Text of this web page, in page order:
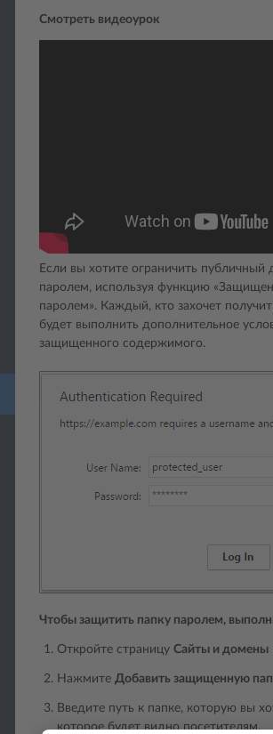
Смотреть видеоурок
Если вы хотите ограничить
паролем, используя функцию
паролем». Каждый, кто захочет
будет выполнить дополнительное
защищенного содержимого.
Чтобы защитить папку паролем,
Откройте страницу Сайты и домены
Нажмите Добавить защищенную
Введите путь к папке, которую вы
которое будет видно посетителям.